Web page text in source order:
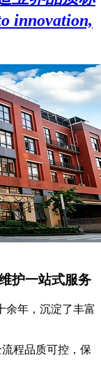
innovation,
护一站式服务
余年，沉淀了丰富
程品质可控，保